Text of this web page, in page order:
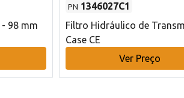
98 mm
PN 1346027C1
Filtro Hidráulico de
Case CE
Ver Preço